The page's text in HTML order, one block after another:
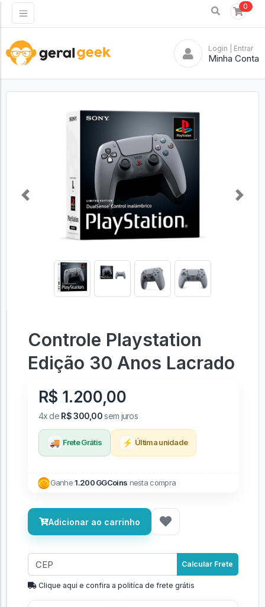
0
Login | Entrar
Minha Conta
Previous Next
Controle Playstation
Edição 30 Anos Lacrado
R$ 1.200,00
4x de R$ 300,00sem juros
🚚 Frete Grátis ⚡ Última unidade
Ganhe1.200 GGCoins nesta compra
Adicionar ao carrinho
Calcular Frete
Clique aqui e confira a politíca de frete grátis